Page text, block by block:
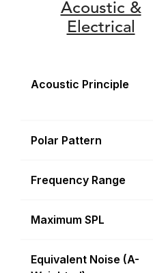
Acoustic &
Electrical
Acoustic Principle
Polar Pattern
Frequency Range
Maximum SPL
Equivalent Noise (A-